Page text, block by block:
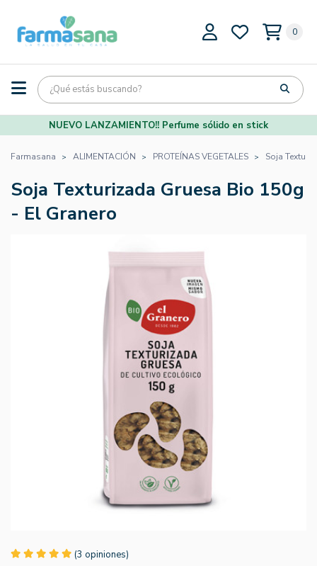
0
NUEVO LANZAMIENTO!! Perfume sólido en stick
Farmasana ALIMENTACIÓN PROTEÍNAS VEGETALES Soja
Soja Texturizada Gruesa Bio 150g
- El Granero
(3 opiniones)